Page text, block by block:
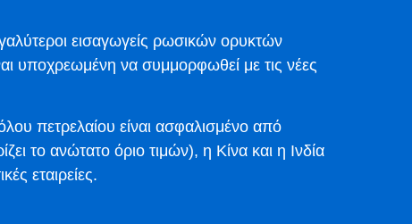
εισαγωγείς ρωσικών ορυκτών
υποχρεωμένη να συμμορφωθεί με τις νέες
πετρελαίου είναι ασφαλισμένο από
το ανώτατο όριο τιμών), η Κίνα και η Ινδία
εταιρείες.